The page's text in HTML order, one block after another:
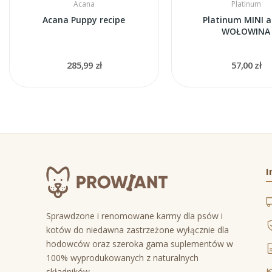
Acana
Acana Puppy recipe
285,99 zł
Platinum
Platinum MINI
WOŁOWINA
57,00 zł
Sprawdzone i renomowane karmy dla psów i
kotów do niedawna zastrzeżone wyłącznie dla
hodowców oraz szeroka gama suplementów w
100% wyprodukowanych z naturalnych